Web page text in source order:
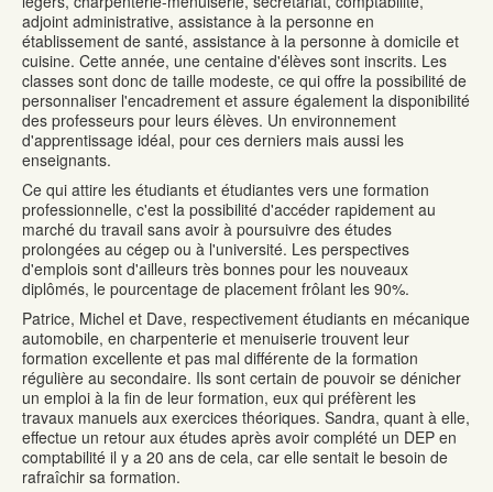
adjoint administrative, assistance à la personne en
établissement de santé, assistance à la personne à domicile et
cuisine. Cette année, une centaine d'élèves sont inscrits. Les
classes sont donc de taille modeste, ce qui offre la possibilité de
personnaliser l'encadrement et assure également la disponibilité
des professeurs pour leurs élèves. Un environnement
d'apprentissage idéal, pour ces derniers mais aussi les
enseignants.
Ce qui attire les étudiants et étudiantes vers une formation
professionnelle, c'est la possibilité d'accéder rapidement au
marché du travail sans avoir à poursuivre des études
prolongées au cégep ou à l'université. Les perspectives
d'emplois sont d'ailleurs très bonnes pour les nouveaux
diplômés, le pourcentage de placement frôlant les 90%.
Patrice, Michel et Dave, respectivement étudiants en mécanique
automobile, en charpenterie et menuiserie trouvent leur
formation excellente et pas mal différente de la formation
régulière au secondaire. Ils sont certain de pouvoir se dénicher
un emploi à la fin de leur formation, eux qui préfèrent les
travaux manuels aux exercices théoriques. Sandra, quant à elle,
effectue un retour aux études après avoir complété un DEP en
comptabilité il y a 20 ans de cela, car elle sentait le besoin de
rafraîchir sa formation.